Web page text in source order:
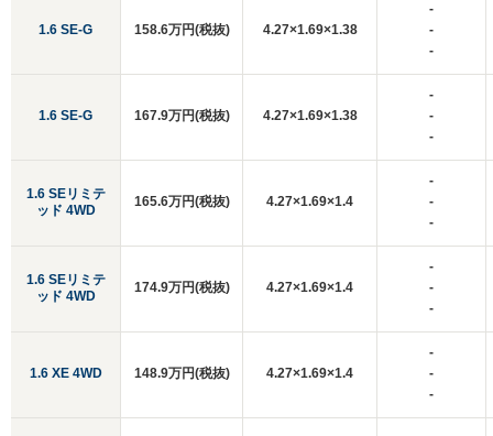
1.6 SE-G
1.6 SE-G
1.6 SEリミテ
ッド 4WD
1.6 SEリミテ
ッド 4WD
1.6 XE 4WD
158.6万円(税抜) 4.27×1.69×1.38
-
-
-
167.9万円(税抜) 4.27×1.69×1.38
-
-
-
165.6万円(税抜) 4.27×1.69×1.4
-
-
-
174.9万円(税抜) 4.27×1.69×1.4
-
-
-
148.9万円(税抜) 4.27×1.69×1.4
-
-
-